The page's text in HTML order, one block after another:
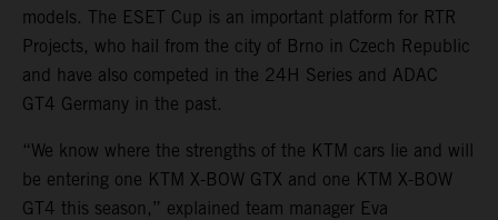
models. The ESET Cup is an important platform for RTR
Projects, who hail from the city of Brno in Czech Republic
and have also competed in the 24H Series and ADAC
GT4 Germany in the past.
“We know where the strengths of the KTM cars lie and will
be entering one KTM X-BOW GTX and one KTM X-BOW
GT4 this season,” explained team manager Eva